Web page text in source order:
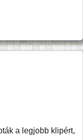
a legjobb klipért,